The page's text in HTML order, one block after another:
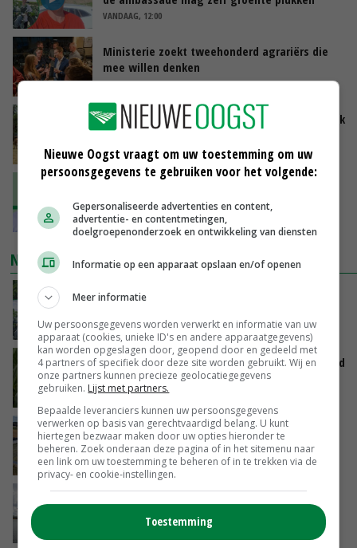
VANDAAG, 12:00
Ministerie zoekt tweehonderd agrariërs die
mee willen denken
VANDAAG, 11:34
Droogte zet Britse melkveehouderij onder druk
VANDAAG, 11:04
VANDAAG, 11:01
NIEUWSTE VIDEO'S
Oekraïne-vlogger Kees Huizinga: ‘Bezoek van
VANDAAG, 12:00
Limburgse mais van Frijns doet het verrassend
goed
VANDAAG, 10:00
Droogte veroorzaakt steeds meer problemen:
‘Bassin afgelopen week al leeg’
GISTEREN, 14:06
wereld zijn te koop
Nieuwe Oogst vraagt om uw toestemming om uw
persoonsgegevens te gebruiken voor het volgende:
Gepersonaliseerde advertenties en content,
advertentie- en contentmetingen,
doelgroepenonderzoek en ontwikkeling van diensten
Informatie op een apparaat opslaan en/of openen
Meer informatie
Uw persoonsgegevens worden verwerkt en informatie van uw
apparaat (cookies, unieke ID's en andere apparaatgegevens)
kan worden opgeslagen door, geopend door en gedeeld met
4 partners of specifiek door deze site worden gebruikt. Wij en
onze partners kunnen precieze geolocatiegegevens
gebruiken. Lijst met partners.
Bepaalde leveranciers kunnen uw persoonsgegevens
verwerken op basis van gerechtvaardigd belang. U kunt
hiertegen bezwaar maken door uw opties hieronder te
beheren. Zoek onderaan deze pagina of in het sitemenu naar
een link om uw toestemming te beheren of in te trekken via de
privacy- en cookie-instellingen.
Toestemming